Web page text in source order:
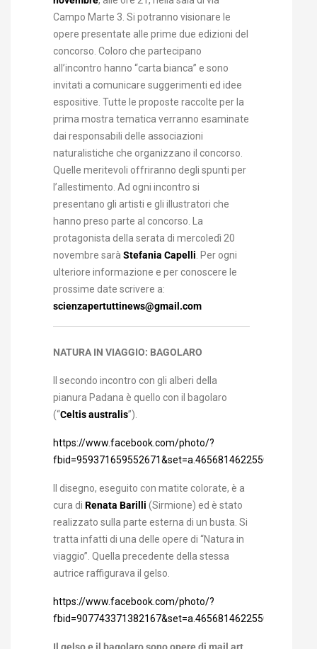
Campo Marte 3. Si potranno visionare le
opere presentate alle prime due edizioni del
concorso. Coloro che partecipano
all’incontro hanno “carta bianca” e sono
invitati a comunicare suggerimenti ed idee
espositive. Tutte le proposte raccolte per la
prima mostra tematica verranno esaminate
dai responsabili delle associazioni
naturalistiche che organizzano il concorso.
Quelle meritevoli offriranno degli spunti per
l’allestimento. Ad ogni incontro si
presentano gli artisti e gli illustratori che
hanno preso parte al concorso. La
protagonista della serata di mercoledì 20
novembre sarà Stefania Capelli . Per ogni
ulteriore informazione e per conoscere le
prossime date scrivere a:
scienzapertuttinews@gmail.com
NATURA IN VIAGGIO: BAGOLARO
Il secondo incontro con gli alberi della
pianura Padana è quello con il bagolaro
(“Celtis australis”).
https://www.facebook.com/photo/?
fbid=959371659552671&set=a.465681462255029
Il disegno, eseguito con matite colorate, è a
cura di Renata Barilli (Sirmione) ed è stato
realizzato sulla parte esterna di un busta. Si
tratta infatti di una delle opere di “Natura in
viaggio”. Quella precedente della stessa
autrice raffigurava il gelso.
https://www.facebook.com/photo/?
fbid=907743371382167&set=a.465681462255029